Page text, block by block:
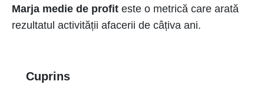
Marja medie de profit este o metrică care arată
rezultatul activității afacerii de câțiva ani.
Cuprins